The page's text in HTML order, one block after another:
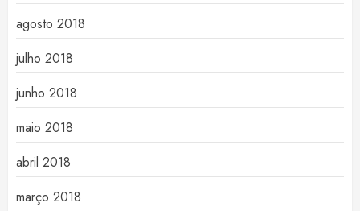
agosto 2018
julho 2018
junho 2018
maio 2018
abril 2018
março 2018